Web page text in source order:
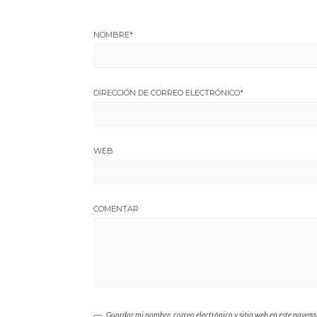
NOMBRE*
DIRECCIÓN DE CORREO ELECTRÓNICO*
WEB
COMENTAR
Guardar mi nombre, correo electrónico y sitio web en este